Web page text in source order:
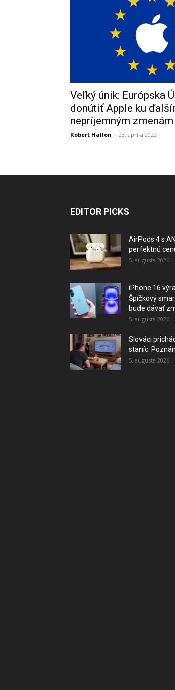
Veľký únik: Európska
donútiť Apple ku
nepríjemným zmenám
Róbert Hallon - 23. apríla 2022
EDITOR PICKS
AirPods 4 s
perfektnú
5. augusta 2026
iPhone 16
Špičkový
bude dávať
5. augusta 2026
Slováci
staníc.
5. augusta 2026